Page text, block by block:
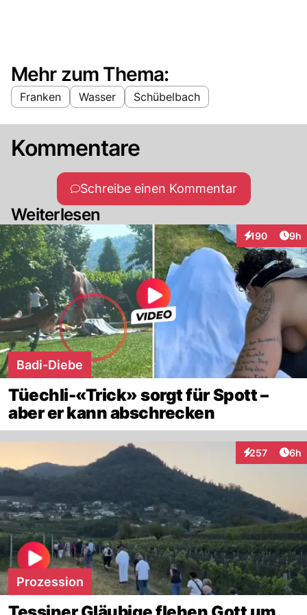
Mehr zum Thema:
Franken Wasser Schübelbach
Kommentare
Schreibe einen Kommentar
Weiterlesen
190
Interaktionen
9h
Badi-Diebe
Tüechli-«Trick» sorgt für Spott –
aber er kann abschrecken
257
Interaktionen
6h
Prozession